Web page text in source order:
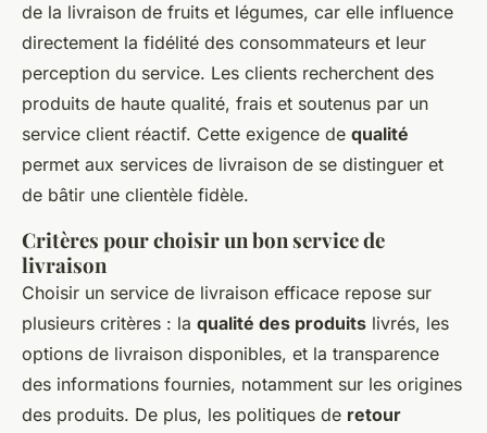
de la livraison de fruits et légumes, car elle influence
directement la fidélité des consommateurs et leur
perception du service. Les clients recherchent des
produits de haute qualité, frais et soutenus par un
service client réactif. Cette exigence de qualité
permet aux services de livraison de se distinguer et
de bâtir une clientèle fidèle.
Critères pour choisir un bon service de
livraison
Choisir un service de livraison efficace repose sur
plusieurs critères : la qualité des produits livrés, les
options de livraison disponibles, et la transparence
des informations fournies, notamment sur les origines
des produits. De plus, les politiques de retour